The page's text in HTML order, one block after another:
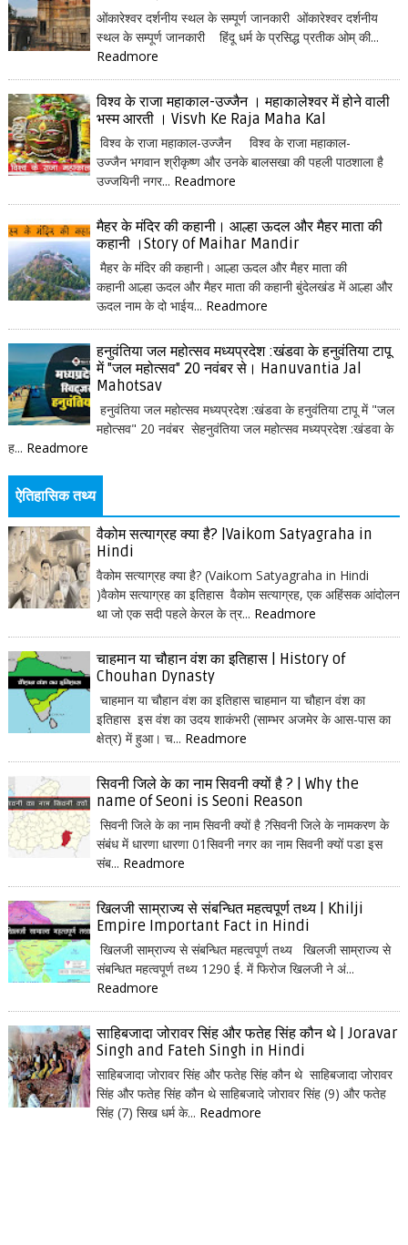
ओंकारेश्वर दर्शनीय स्थल के सम्पूर्ण जानकारी ओंकारेश्वर दर्शनीय
स्थल के सम्पूर्ण जानकारी हिंदू धर्म के प्रसिद्ध प्रतीक ओम् की...
Readmore
विश्व के राजा महाकाल-उज्जैन । महाकालेश्वर में होने वाली
भस्म आरती । Visvh Ke Raja Maha Kal
विश्व के राजा महाकाल-उज्जैन विश्व के राजा महाकाल-
उज्जैन भगवान श्रीकृष्ण और उनके बालसखा की पहली पाठशाला है
उज्जयिनी नगर... Readmore
मैहर के मंदिर की कहानी। आल्हा ऊदल और मैहर माता की
कहानी ।Story of Maihar Mandir
मैहर के मंदिर की कहानी। आल्हा ऊदल और मैहर माता की
कहानी आल्हा ऊदल और मैहर माता की कहानी बुंदेलखंड में आल्हा और
ऊदल नाम के दो भाईय... Readmore
हनुवंतिया जल महोत्सव मध्यप्रदेश :खंडवा के हनुवंतिया टापू
में "जल महोत्सव" 20 नवंबर से। Hanuvantia Jal
Mahotsav
हनुवंतिया जल महोत्सव मध्यप्रदेश :खंडवा के हनुवंतिया टापू में "जल
महोत्सव" 20 नवंबर सेहनुवंतिया जल महोत्सव मध्यप्रदेश :खंडवा के
ह... Readmore
ऐतिहासिक तथ्य
वैकोम सत्याग्रह क्या है? |Vaikom Satyagraha in
Hindi
वैकोम सत्याग्रह क्या है? (Vaikom Satyagraha in Hindi
)वैकोम सत्याग्रह का इतिहास वैकोम सत्याग्रह, एक अहिंसक आंदोलन
था जो एक सदी पहले केरल के त्र... Readmore
चाहमान या चौहान वंश का इतिहास | History of
Chouhan Dynasty
चाहमान या चौहान वंश का इतिहास चाहमान या चौहान वंश का
इतिहास इस वंश का उदय शाकंभरी (साम्भर अजमेर के आस-पास का
क्षेत्र) में हुआ। च... Readmore
सिवनी जिले के का नाम सिवनी क्यों है ? | Why the
name of Seoni is Seoni Reason
सिवनी जिले के का नाम सिवनी क्यों है ?सिवनी जिले के नामकरण के
संबंध में धारणा धारणा 01सिवनी नगर का नाम सिवनी क्यों पडा इस
संब... Readmore
खिलजी साम्राज्य से संबन्धित महत्वपूर्ण तथ्य | Khilji
Empire Important Fact in Hindi
खिलजी साम्राज्य से संबन्धित महत्वपूर्ण तथ्य खिलजी साम्राज्य से
संबन्धित महत्वपूर्ण तथ्य 1290 ई. में फिरोज खिलजी ने अं...
Readmore
साहिबजादा जोरावर सिंह और फतेह सिंह कौन थे | Joravar
Singh and Fateh Singh in Hindi
साहिबजादा जोरावर सिंह और फतेह सिंह कौन थे साहिबजादा जोरावर
सिंह और फतेह सिंह कौन थे साहिबजादे जोरावर सिंह (9) और फतेह
सिंह (7) सिख धर्म के... Readmore